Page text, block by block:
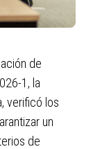
de
1, la
verificó los
un
de